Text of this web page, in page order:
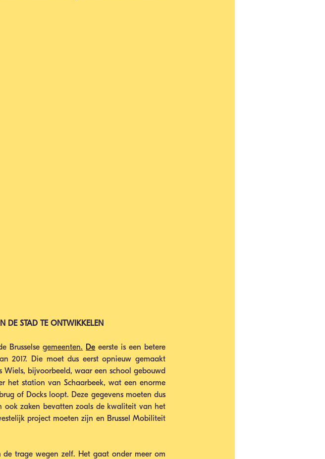
DE STAD TE ONTWIKKELEN
Brusselse gemeenten. De eerste is een betere
2017. Die moet dus eerst opnieuw gemaakt
bijvoorbeeld, waar een school gebouwd
het station van Schaarbeek, wat een enorme
of Docks loopt. Deze gegevens moeten dus
ook zaken bevatten zoals de kwaliteit van het
project moeten zijn en Brussel Mobiliteit
de trage wegen zelf. Het gaat onder meer om